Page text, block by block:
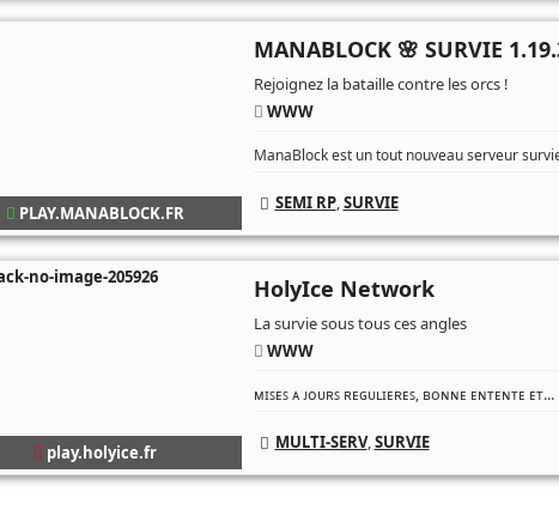
PLAY.MANABLOCK.FR
MANABLOCK 🌸 SURVIE
Rejoignez la bataille contre les orcs !
WWW
ManaBlock est un tout nouveau serveur
SEMI RP,SURVIE
play.holyice.fr
HolyIce Network
La survie sous tous ces angles
WWW
ᴍɪꜱᴇꜱ ᴀ ᴊᴏᴜʀꜱ ʀᴇɢᴜʟɪᴇʀᴇꜱ, ʙᴏɴɴᴇ ᴇɴᴛᴇɴᴛᴇ ᴇᴛ...
MULTI-SERV,SURVIE